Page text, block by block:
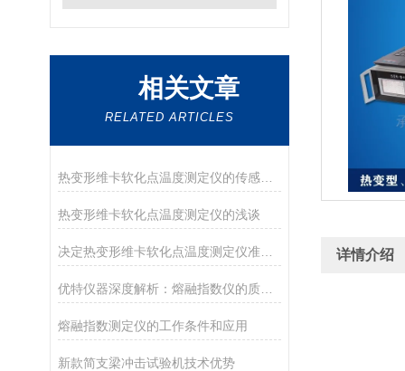
相关文章
RELATED ARTICLES
热变形维卡软化点温度测定仪的传感器介绍
热变形维卡软化点温度测定仪的浅谈
决定热变形维卡软化点温度测定仪准确度的因素
熔融指数测定仪的工作条件和应用
新款简支梁冲击试验机技术优势
详情介绍